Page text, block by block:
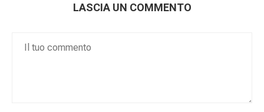
LASCIA UN COMMENTO